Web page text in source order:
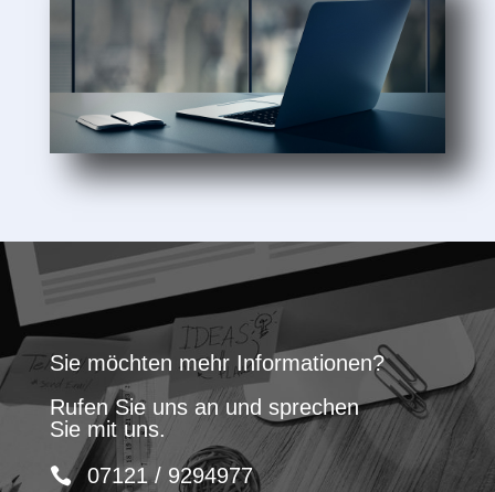
Sie möchten mehr Informationen?
Rufen Sie uns an und sprechen
Sie mit uns.
07121 / 9294977